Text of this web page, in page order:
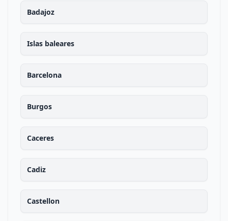
Badajoz
Islas baleares
Barcelona
Burgos
Caceres
Cadiz
Castellon